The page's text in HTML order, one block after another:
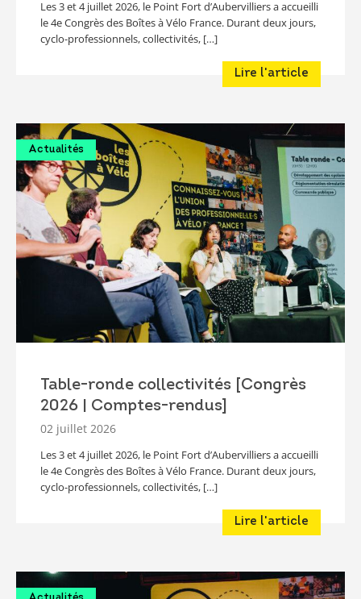
Les 3 et 4 juillet 2026, le Point Fort d’Aubervilliers a accueilli
le 4e Congrès des Boîtes à Vélo France. Durant deux jours,
cyclo-professionnels, collectivités, […]
Lire l'article
Actualités
Table-ronde collectivités [Congrès
2026 | Comptes-rendus]
02 juillet 2026
Les 3 et 4 juillet 2026, le Point Fort d’Aubervilliers a accueilli
le 4e Congrès des Boîtes à Vélo France. Durant deux jours,
cyclo-professionnels, collectivités, […]
Lire l'article